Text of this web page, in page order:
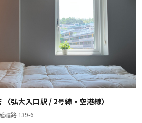
弘大入口駅 / 2号線・空港線）
禧路 139-6